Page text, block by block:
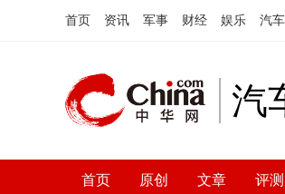
首页 资讯 军事 财经 娱乐 汽车
汽
首页 原创 文章 评测